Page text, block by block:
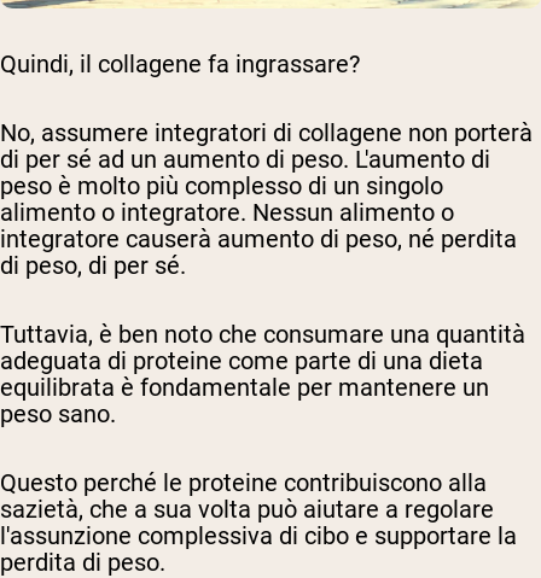
Quindi, il collagene fa ingrassare?
No, assumere integratori di collagene non porterà
di per sé ad un aumento di peso. L'aumento di
peso è molto più complesso di un singolo
alimento o integratore. Nessun alimento o
integratore causerà aumento di peso, né perdita
di peso, di per sé.
Tuttavia, è ben noto che consumare una quantità
adeguata di proteine come parte di una dieta
equilibrata è fondamentale per mantenere un
peso sano.
Questo perché le proteine contribuiscono alla
sazietà, che a sua volta può aiutare a regolare
l'assunzione complessiva di cibo e supportare la
perdita di peso.